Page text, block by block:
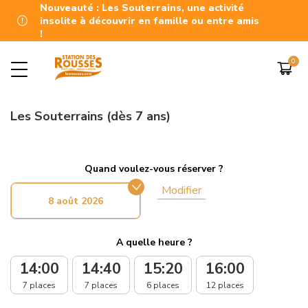
Nouveauté : Les Souterrains, une activité
insolite à découvrir en famille ou entre amis
!
Les Souterrains (dès 7 ans)
Quand voulez-vous réserver ?
8 août 2026
Modifier
A quelle heure ?
14:00
7 places
14:40
7 places
15:20
6 places
16:00
12 places